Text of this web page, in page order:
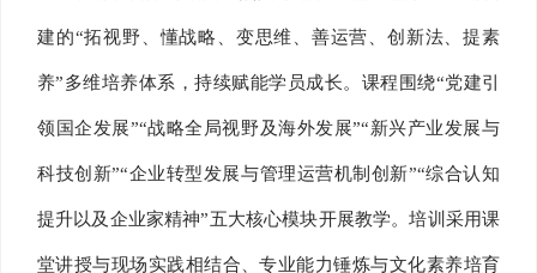
建的“拓视野、懂战略、变思维、善运营、创新法、提素
养”多维培养体系，持续赋能学员成长。课程围绕“党建引
领国企发展”“战略全局视野及海外发展”“新兴产业发展与
科技创新”“企业转型发展与管理运营机制创新”“综合认知
提升以及企业家精神”五大核心模块开展教学。培训采用课
堂讲授与现场实践相结合、专业能力锤炼与文化素养培育